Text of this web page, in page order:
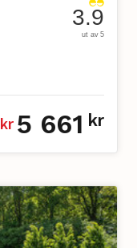
3.9
ut av 5
kr 5 661 kr